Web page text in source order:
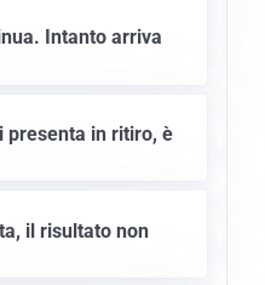
Intanto arriva
presenta in ritiro, è
il risultato non